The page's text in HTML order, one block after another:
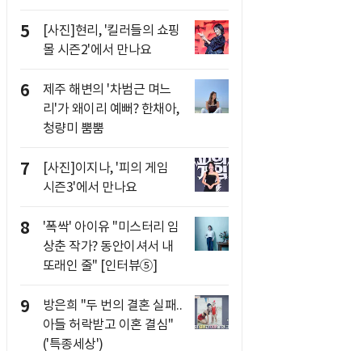
5
[사진]현리, '킬러들의 쇼핑
몰 시즌2'에서 만나요
6
제주 해변의 '차범근 며느
리'가 왜이리 예뻐? 한채아,
청량미 뿜뿜
7
[사진]이지나, '피의 게임
시즌3'에서 만나요
8
'폭싹' 아이유 "미스터리 임
상춘 작가? 동안이셔서 내
또래인 줄" [인터뷰⑤]
9
방은희 "두 번의 결혼 실패..
아들 허락받고 이혼 결심"
('특종세상')